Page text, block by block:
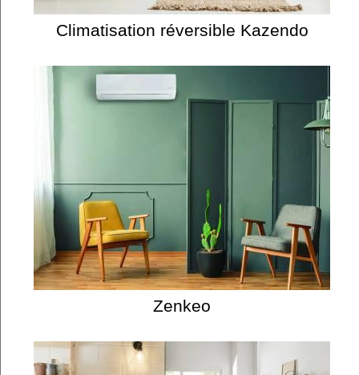
Climatisation réversible Kazendo
Zenkeo